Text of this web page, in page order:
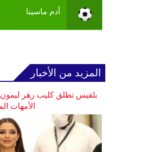
أدم ماسينا
المزيد من الأخبار
بلقيس تطلق كليب زهر ليمون
الأمهات